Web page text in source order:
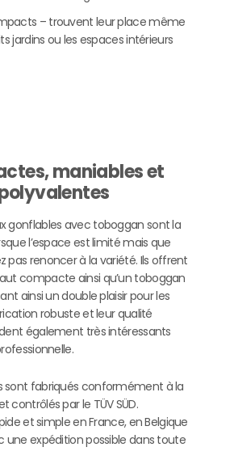
– trouvent leur place même
jardins ou les espaces intérieurs
maniables et
gonflables avec toboggan sont la
l’espace est limité mais que
pas renoncer à la variété. Ils offrent
compacte ainsi qu’un toboggan
ainsi un double plaisir pour les
robuste et leur qualité
également très intéressants
sont fabriqués conformément à la
contrôlés par le TÜV SÜD.
et simple en France, en Belgique
une expédition possible dans toute